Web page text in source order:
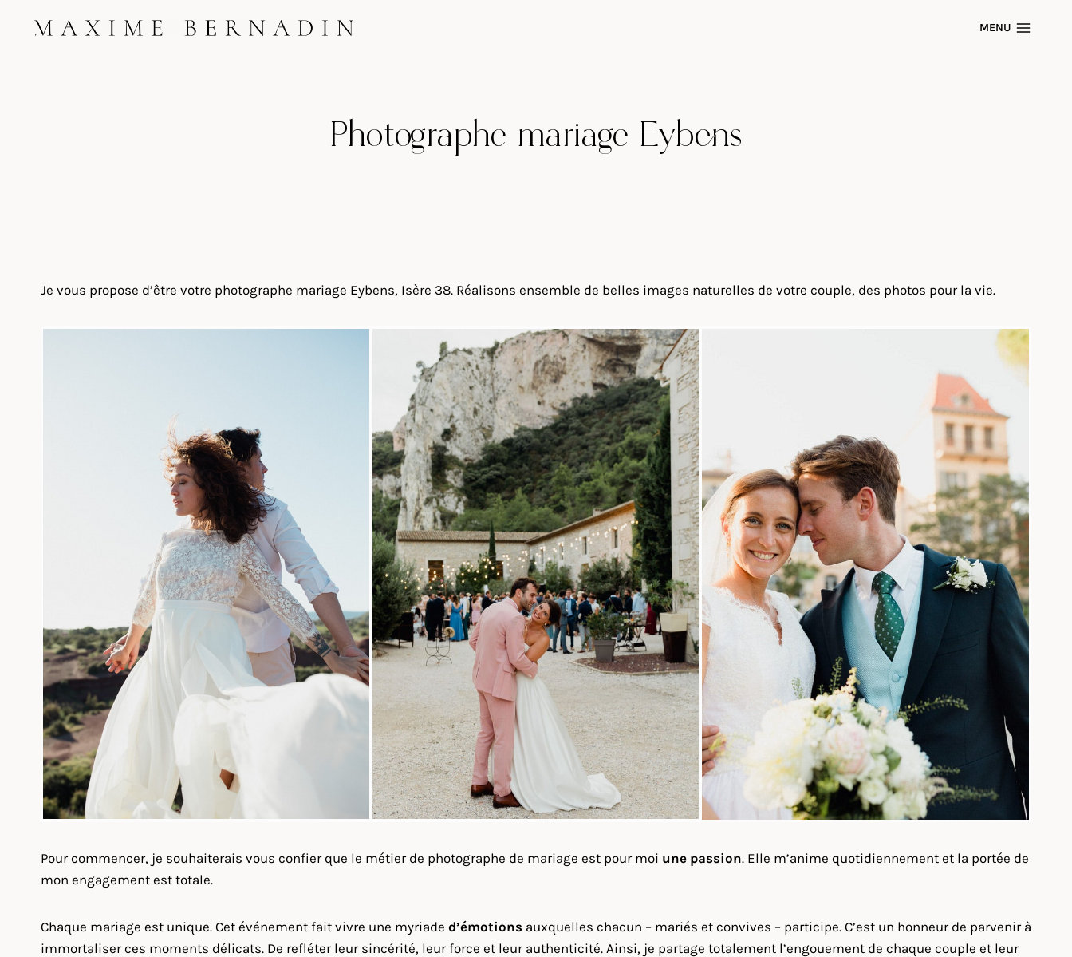
MENU
Photographe mariage Eybens
Je vous propose d’être votre photographe mariage Eybens, Isère 38. Réalisons ensemble de belles images naturelles de votre couple, des photos pour la vie.
Pour commencer, je souhaiterais vous confier que le métier de photographe de mariage est pour moi une passion. Elle m’anime quotidiennement et la portée de
mon engagement est totale.
Chaque mariage est unique. Cet événement fait vivre une myriade d’émotions auxquelles chacun – mariés et convives – participe. C’est un honneur de parvenir à
immortaliser ces moments délicats. De refléter leur sincérité, leur force et leur authenticité. Ainsi, je partage totalement l’engouement de chaque couple et leur